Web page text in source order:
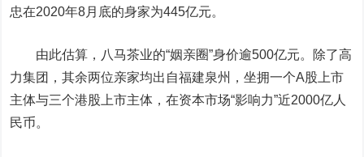
忠在2020年8月底的身家为445亿元。
由此估算，八马茶业的“姻亲圈”身价逾500亿元。除了高
力集团，其余两位亲家均出自福建泉州，坐拥一个A股上市
主体与三个港股上市主体，在资本市场“影响力”近2000亿人
民币。